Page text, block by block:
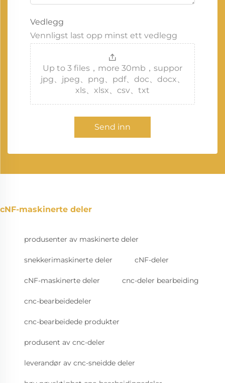
Vedlegg
Vennligst last opp minst ett vedlegg
Up to 3 files，more 30mb，suppor
jpg、jpeg、png、pdf、doc、docx、
xls、xlsx、csv、txt
Send inn
cNF-maskinerte deler
produsenter av maskinerte deler
snekkerimaskinerte deler cNF-deler
cNF-maskinerte deler cnc-deler bearbeiding
cnc-bearbeidedeler
cnc-bearbeidede produkter
produsent av cnc-deler
leverandør av cnc-sneidde deler